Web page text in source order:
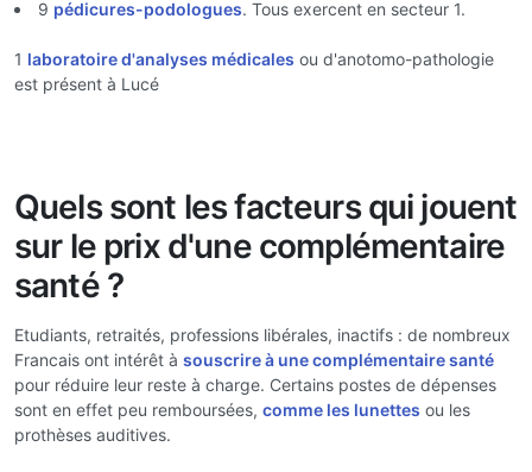
9 pédicures-podologues. Tous exercent en secteur 1.
1 laboratoire d'analyses médicales ou d'anotomo-pathologie
est présent à Lucé
Quels sont les facteurs qui jouent
sur le prix d'une complémentaire
santé ?
Etudiants, retraités, professions libérales, inactifs : de nombreux
Francais ont intérêt à souscrire à une complémentaire santé
pour réduire leur reste à charge. Certains postes de dépenses
sont en effet peu remboursées, comme les lunettes ou les
prothèses auditives.